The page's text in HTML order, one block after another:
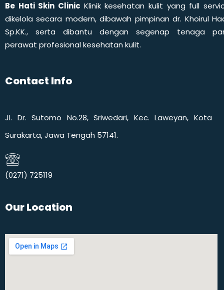
Be Hati Skin Clinic Klinik kesehatan kulit yang full
dikelola secara modern, dibawah pimpinan dr. Khoirul
Sp.KK., serta dibantu dengan segenap tenaga
perawat profesional kesehatan kulit.
Contact Info
Jl. Dr. Sutomo No.28, Sriwedari, Kec. Laweyan, Kota
Surakarta, Jawa Tengah 57141.
(0271) 725119​
Our Location